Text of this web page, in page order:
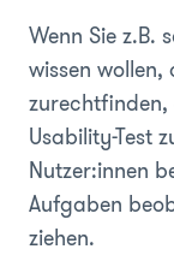
Wenn Sie z.B.
wissen wollen,
zurechtfinden,
Usability-Test
Nutzer:innen
Aufgaben
ziehen.